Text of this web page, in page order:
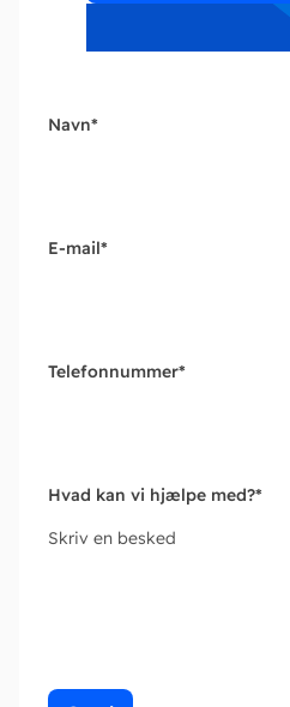
Navn*
E-mail*
Telefonnummer*
Hvad kan vi hjælpe med?*
Skriv en besked